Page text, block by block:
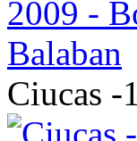
Ciucas -